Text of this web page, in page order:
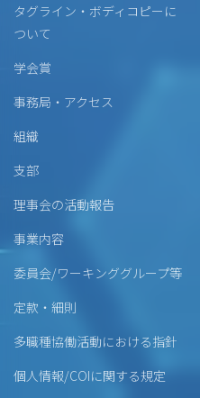
タグライン・ボディコピーに
ついて
学会賞
事務局・アクセス
組織
支部
理事会の活動報告
事業内容
委員会/ワーキンググループ等
定款・細則
多職種協働活動における指針
個人情報/COIに関する規定